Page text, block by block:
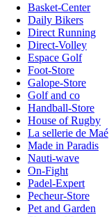
Basket-Center
Daily Bikers
Direct Running
Direct-Volley
Espace Golf
Foot-Store
Galope-Store
Golf and co
Handball-Store
House of Rugby
La sellerie de Maé
Made in Paradis
Nauti-wave
On-Fight
Padel-Expert
Pecheur-Store
Pet and Garden